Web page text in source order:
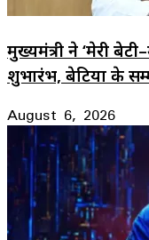
मुख्यमंत्री ने ‘मेरी
शुभारंभ, बेटियों के
August 6, 2026